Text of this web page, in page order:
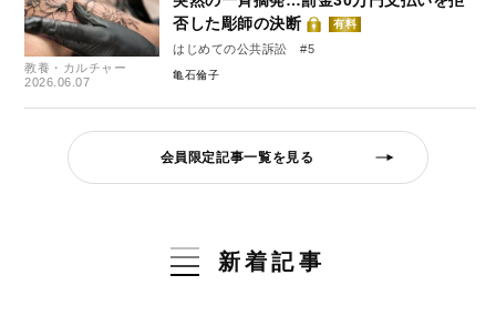
教養・カルチャー
2026.06.07
否した彫師の決断
有料
はじめての公共訴訟 #5
亀石倫子
会員限定記事一覧を見る
新着記事